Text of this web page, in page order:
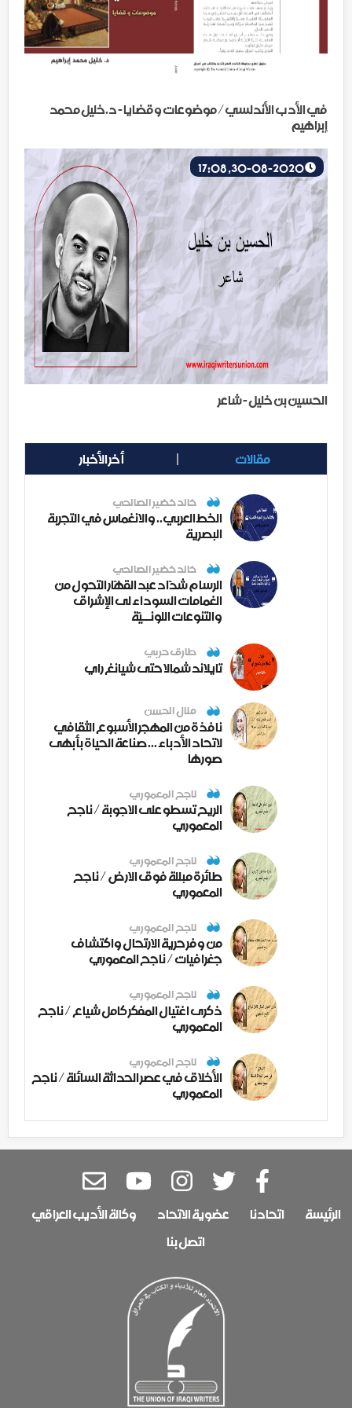
في الأدب الأندلسي/ موضوعات وقضايا - د.خليل محمد
إبراهيم
الحسين بن خليل - شاعر
مقالات أخر الأخبار
خالد خضير الصالحي
الخط العربي.. والانغماس في التجربة
البصرية
خالد خضير الصالحي
الرسام شدّاد عبد القهّار التحول من
الغمامات السوداء لى الإشراق
والتنوعات اللونــيّة
طارق حربي
تايلاند شمالا حتى شيانغ راي
منال الحسن
نافذة من المهجر الأسبوع الثقافي
لاتحاد الأدباء ... صناعة الحياة بأبهى
صورها
ناجح المعموري
الريح تسطو على الاجوبة / ناجح
المعموري
ناجح المعموري
طائرة مبللة فوق الارض / ناجح
المعموري
ناجح المعموري
من وفر حرية الارتحال واكتشاف
جغرافيات / ناجح المعموري
ناجح المعموري
ذكرى اغتيال المفكر كامل شياع / ناجح
المعموري
ناجح المعموري
الأخلاق في عصر الحداثة السائلة / ناجح
المعموري
الرئيسة اتحادنا عضوية الاتحاد
وكالة الأديب العراقي
اتصل بنا